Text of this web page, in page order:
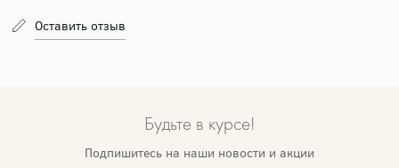
Оставить отзыв
Будьте в курсе!
Подпишитесь на наши новости и акции